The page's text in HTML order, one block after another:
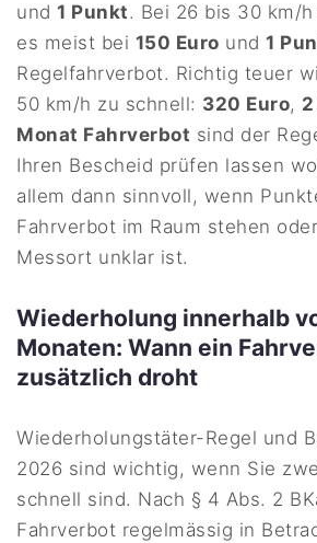
und1 Punkt. Bei 26 bis 30 km/
es meist bei 150 Euro und1
Regelfahrverbot. Richtig teuer
50 km/h zu schnell: 320 Euro,
Monat Fahrverbot sind der
Ihren Bescheid prüfen lassen
allem dann sinnvoll, wenn
Fahrverbot im Raum stehen
Messort unklar ist.
Wiederholung innerhalb
Monaten: Wann ein
zusätzlich droht
Wiederholungstäter-Regel und
2026 sind wichtig, wenn Sie
schnell sind. Nach § 4 Abs. 2
Fahrverbot regelmässig in